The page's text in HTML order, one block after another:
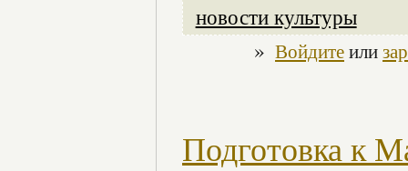
новости культуры
» Войдитеили
Подготовка к